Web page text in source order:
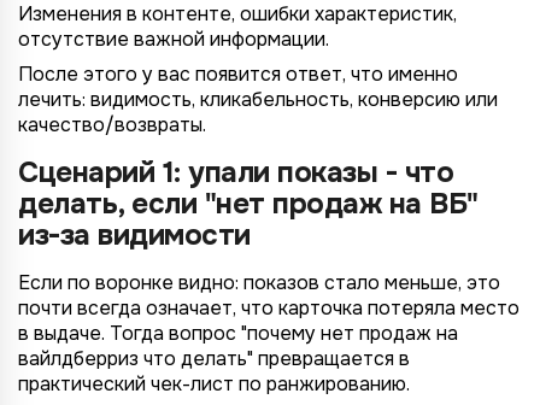
Изменения в контенте, ошибки характеристик,
отсутствие важной информации.
После этого у вас появится ответ, что именно
лечить: видимость, кликабельность, конверсию или
качество/возвраты.
Сценарий 1: упали показы - что
делать, если "нет продаж на ВБ"
из-за видимости
Если по воронке видно: показов стало меньше, это
почти всегда означает, что карточка потеряла место
в выдаче. Тогда вопрос "почему нет продаж на
вайлдберриз что делать" превращается в
практический чек-лист по ранжированию.